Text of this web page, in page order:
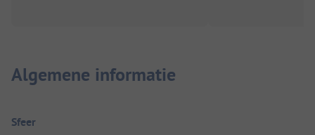
Algemene informatie
Sfeer